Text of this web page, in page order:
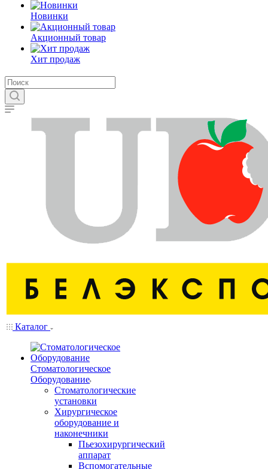
Новинки
Акционный товар
Хит продаж
Каталог
Стоматологическое
Оборудование
Стоматологические
установки
Хирургическое
оборудование и
наконечники
Пьезохирургический
аппарат
Вспомогательные